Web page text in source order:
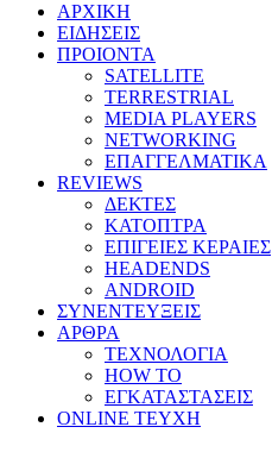
ΑΡΧΙΚΗ
ΕΙΔΗΣΕΙΣ
ΠΡΟΙΟΝΤΑ
SATELLITE
TERRESTRIAL
MEDIA PLAYERS
NETWORKING
ΕΠΑΓΓΕΛΜΑΤΙΚΑ
REVIEWS
ΔΕΚΤΕΣ
ΚΑΤΟΠΤΡΑ
ΕΠΙΓΕΙΕΣ ΚΕΡΑΙΕΣ
HEADENDS
ANDROID
ΣΥΝΕΝΤΕΥΞΕΙΣ
ΑΡΘΡΑ
ΤΕΧΝΟΛΟΓΙΑ
HOW TO
ΕΓΚΑΤΑΣΤΑΣΕΙΣ
ONLINE TEYXH